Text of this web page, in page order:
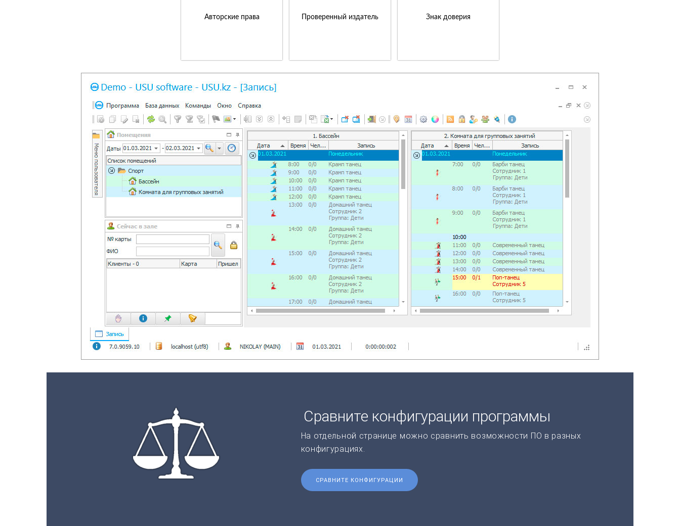
Авторские права Проверенный издатель Знак доверия
Сравните конфигурации программы
На отдельной странице можно сравнить возможности ПО в разных
конфигурациях.
СРАВНИТЕ КОНФИГУРАЦИИ